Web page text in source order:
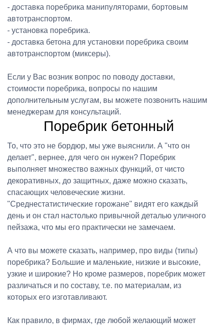
- доставка поребрика манипуляторами, бортовым
автотранспортом.
- установка поребрика.
- доставка бетона для установки поребрика своим
автотранспортом (миксеры).
Если у Вас возник вопрос по поводу доставки,
стоимости поребрика, вопросы по нашим
дополнительным услугам, вы можете позвонить нашим
менеджерам для консультаций.
Поребрик бетонный
То, что это не бордюр, мы уже выяснили. А "что он
делает", вернее, для чего он нужен? Поребрик
выполняет множество важных функций, от чисто
декоративных, до защитных, даже можно сказать,
спасающих человеческие жизни.
"Среднестатистические горожане" видят его каждый
день и он стал настолько привычной деталью уличного
пейзажа, что мы его практически не замечаем.
А что вы можете сказать, например, про виды (типы)
поребрика? Большие и маленькие, низкие и высокие,
узкие и широкие? Но кроме размеров, поребрик может
различаться и по составу, т.е. по материалам, из
которых его изготавливают.
Как правило, в фирмах, где любой желающий может